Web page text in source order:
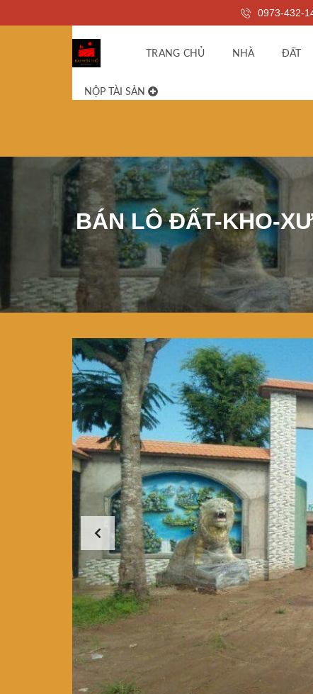
0973-432-
TRANG CHỦ NHÀ ĐẤT
NỘP TÀI SẢN
BÁN LÔ ĐẤT-KHO-